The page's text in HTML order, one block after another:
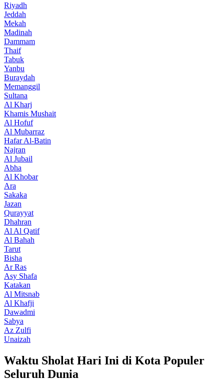
Riyadh
Jeddah
Mekah
Madinah
Dammam
Thaif
Tabuk
Yanbu
Buraydah
Memanggil
Sultana
Al Kharj
Khamis Mushait
Al Hofuf
Al Mubarraz
Hafar Al-Batin
Najran
Al Jubail
Abha
Al Khobar
Ara
Sakaka
Jazan
Qurayyat
Dhahran
Al Al Qatif
Al Bahah
Tarut
Bisha
Ar Ras
Asy Shafa
Katakan
Al Mitsnab
Al Khafji
Dawadmi
Sabya
Az Zulfi
Unaizah
Waktu Sholat Hari Ini di Kota Populer
Seluruh Dunia